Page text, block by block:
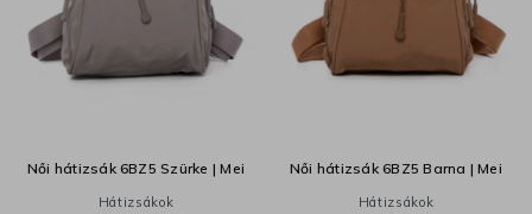
Női hátizsák 6BZ5 Szürke | Mei
Hátizsákok
Női hátizsák 6BZ5 Barna | Mei
Hátizsákok